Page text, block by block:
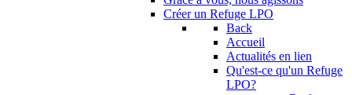
Créer un Refuge LPO
Back
Accueil
Actualités en lien
Qu'est-ce qu'un Refuge
LPO?